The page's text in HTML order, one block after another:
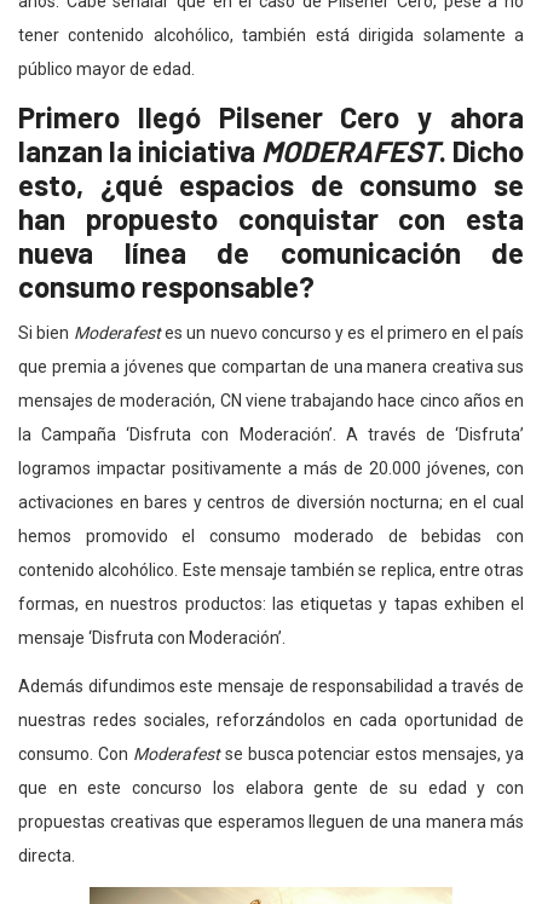
tener contenido alcohólico, también está dirigida solamente a
público mayor de edad.
Primero llegó Pilsener Cero y ahora
lanzan la iniciativa MODERAFEST. Dicho
esto, ¿qué espacios de consumo se
han propuesto conquistar con esta
nueva línea de comunicación de
consumo responsable?
Si bien Moderafestes un nuevo concurso y es el primero en el país
que premia a jóvenes que compartan de una manera creativa sus
mensajes de moderación, CN viene trabajando hace cinco años en
la Campaña ‘Disfruta con Moderación’. A través de ‘Disfruta’
logramos impactar positivamente a más de 20.000 jóvenes, con
activaciones en bares y centros de diversión nocturna; en el cual
hemos promovido el consumo moderado de bebidas con
contenido alcohólico. Este mensaje también se replica, entre otras
formas, en nuestros productos: las etiquetas y tapas exhiben el
mensaje ‘Disfruta con Moderación’.
Además difundimos este mensaje de responsabilidad a través de
nuestras redes sociales, reforzándolos en cada oportunidad de
consumo. Con Moderafestse busca potenciar estos mensajes, ya
que en este concurso los elabora gente de su edad y con
propuestas creativas que esperamos lleguen de una manera más
directa.